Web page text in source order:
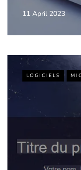
11 April 2023
LOGICIELS